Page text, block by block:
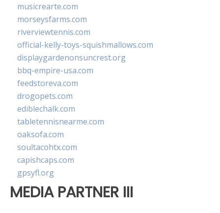
musicrearte.com
morseysfarms.com
riverviewtennis.com
official-kelly-toys-squishmallows.com
displaygardenonsuncrest.org
bbq-empire-usa.com
feedstoreva.com
drogopets.com
ediblechalk.com
tabletennisnearme.com
oaksofa.com
soultacohtx.com
capishcaps.com
gpsyfl.org
MEDIA PARTNER III